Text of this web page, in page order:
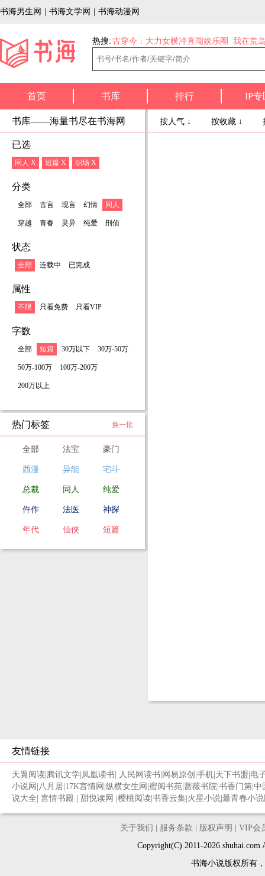
书海男生网 书海文学网 书海动漫网
热搜: 古穿今：大力女横冲直闯娱乐圈 我在荒
首页 书库 排行 IP专
书库——海量书尽在书海网
已选
同人 X 短篇 X 职场 X
分类
全部 古言 现言 幻情 同人
穿越 青春 灵异 纯爱 刑侦
状态
全部 连载中 已完成
属性
不限 只看免费 只看VIP
字数
全部 短篇 30万以下 30万-50万
50万-100万 100万-200万
200万以上
热门标签 换一批
全部 法宝 豪门
西漫 异能 宅斗
总裁 同人 纯爱
仵作 法医 神探
年代 仙侠 短篇
按人气 ↓ 按收藏 ↓
友情链接
天翼阅读 腾讯文学 凤凰读书 人民网读书 网易原创 手机 天下书盟 电
小说网 八月居 17K言情网 纵横女生网 蜜阅书苑 蔷薇书院 书香门第 中
说大全 言情书殿 甜悦读网 樱桃阅读 书香云集 火星小说 最青春小
关于我们 服务条款 版权声明
VIP会
Copyright(C) 2011-2026
书海小说版权所有